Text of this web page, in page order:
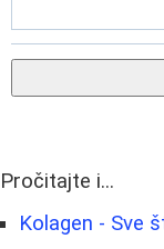
Pročitajte i...
Kolagen - Sve